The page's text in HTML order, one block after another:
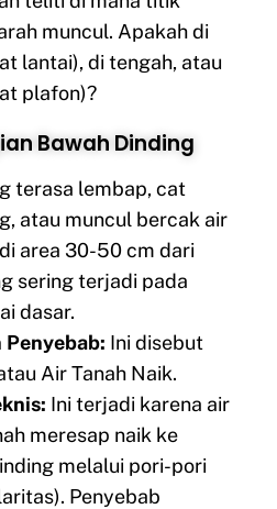
muncul. Apakah di
lantai), di tengah, atau
plafon)?
Bawah Dinding
terasa lembap, cat
atau muncul bercak air
area 30-50 cm dari
sering terjadi pada
dasar.
Ini disebut
Air Tanah Naik.
Ini terjadi karena air
meresap naik ke
melalui pori-pori
Penyebab